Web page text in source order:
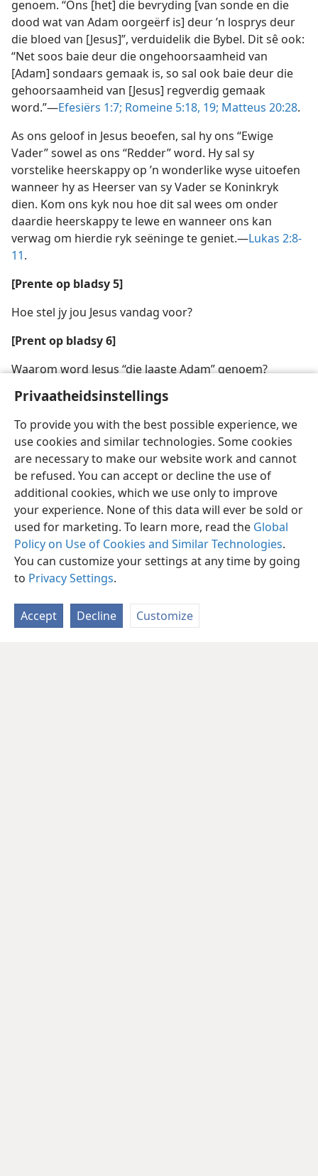
Privaatheidsinstellings
To provide you with the best possible experience, we
use cookies and similar technologies. Some cookies
are necessary to make our website work and cannot
be refused. You can accept or decline the use of
additional cookies, which we use only to improve
your experience. None of this data will ever be sold or
used for marketing. To learn more, read the Global
Policy on Use of Cookies and Similar Technologies.
You can customize your settings at any time by going
to Privacy Settings.
Accept Decline Customize
genoem. “Ons [het] die bevryding [van sonde en die
dood wat van Adam oorgeërf is] deur ’n losprys deur
die bloed van [Jesus]”, verduidelik die Bybel. Dit sê ook:
“Net soos baie deur die ongehoorsaamheid van
[Adam] sondaars gemaak is, so sal ook baie deur die
gehoorsaamheid van [Jesus] regverdig gemaak
word.”—Efesiërs 1:7; Romeine 5:18, 19; Matteus 20:28.
As ons geloof in Jesus beoefen, sal hy ons “Ewige
Vader” sowel as ons “Redder” word. Hy sal sy
vorstelike heerskappy op ’n wonderlike wyse uitoefen
wanneer hy as Heerser van sy Vader se Koninkryk
dien. Kom ons kyk nou hoe dit sal wees om onder
daardie heerskappy te lewe en wanneer ons kan
verwag om hierdie ryk seëninge te geniet.—Lukas 2:8-
11.
[Prente op bladsy 5]
Hoe stel jy jou Jesus vandag voor?
[Prent op bladsy 6]
Waarom word Jesus “die laaste Adam” genoem?